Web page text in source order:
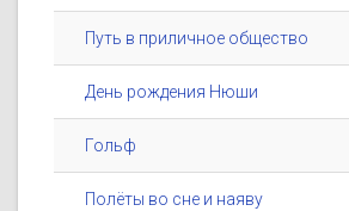
Путь в приличное общество
День рождения Нюши
Гольф
Полёты во сне и наяву